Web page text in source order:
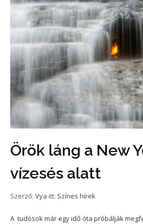
Örök láng a New
vízesés alatt
Szerző: Vya itt: Színes hírek
A tudósok már egy idő óta próbálják